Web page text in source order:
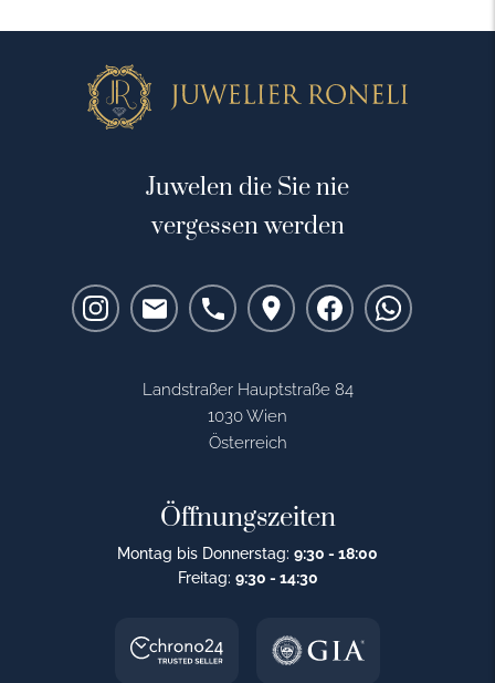
Juwelen die Sie nie
vergessen werden
Landstraßer Hauptstraße 84
1030 Wien
Österreich
Öffnungszeiten
Montag bis Donnerstag: 9:30 - 18:00
Freitag: 9:30 - 14:30